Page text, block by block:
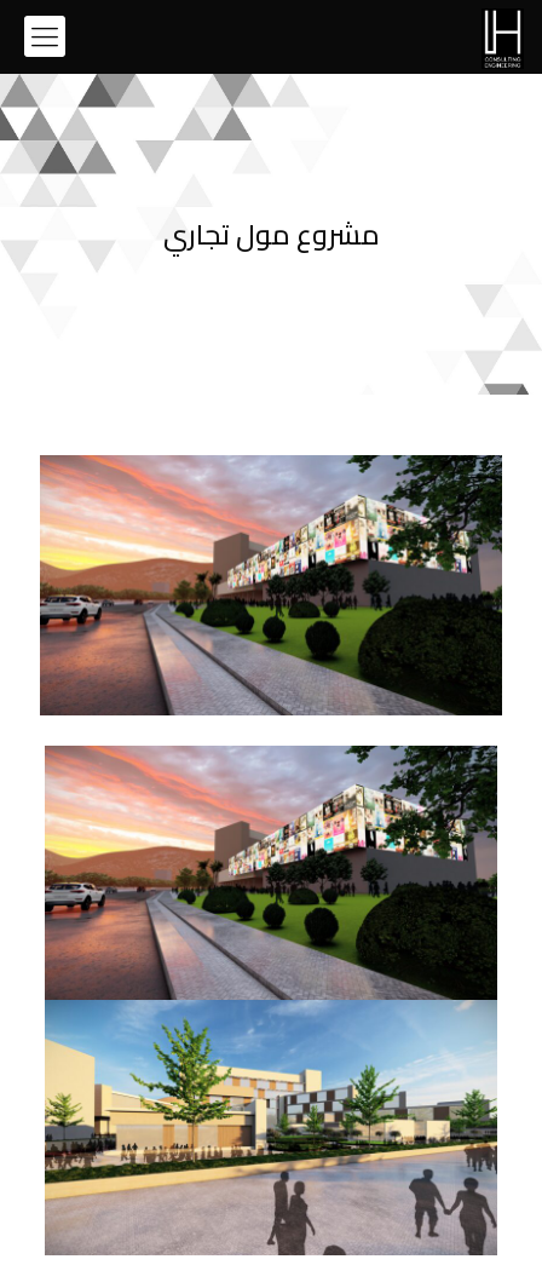
مشروع مول تجاري